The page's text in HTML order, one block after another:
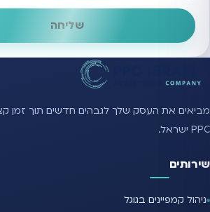
שליחה
מביאים את העסק שלך לגבהים חדשים תוך זמן
PPC ישראל.
שירותים
ניהול קמפיינים בגוגל